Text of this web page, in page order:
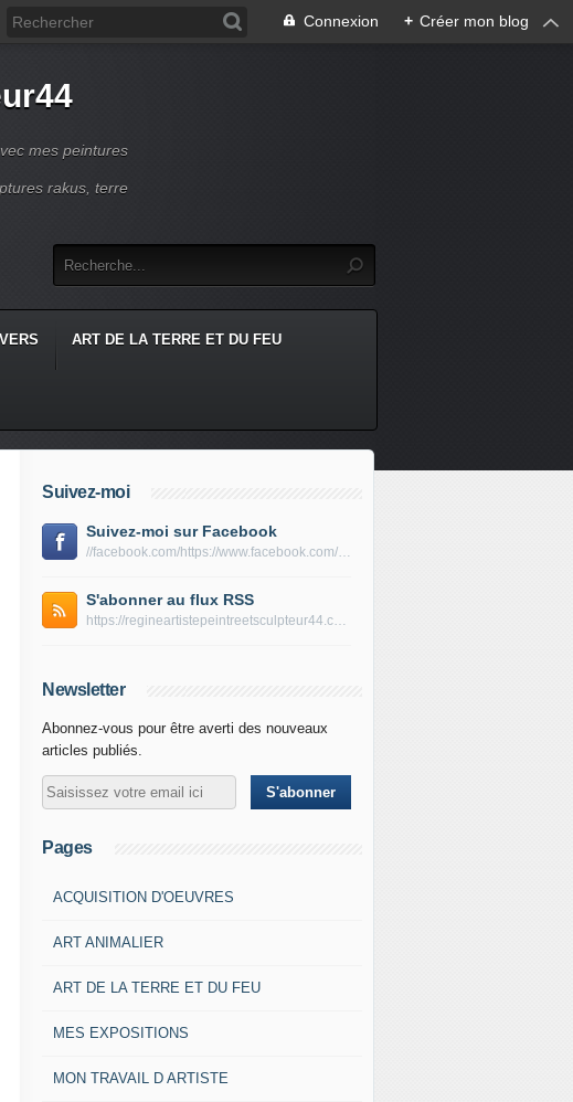
Connexion + Créer mon blog
mes peintures
rakus, terre
ART DE LA TERRE ET DU FEU
Suivez-moi
Suivez-moi sur Facebook
//facebook.com/https://www.facebook.com/peltierregine
S'abonner au flux RSS
https://regineartistepeintreetsculpteur44.com/rss
Newsletter
Abonnez-vous pour être averti des nouveaux
articles publiés.
Pages
ACQUISITION D'OEUVRES
ART ANIMALIER
ART DE LA TERRE ET DU FEU
MES EXPOSITIONS
MON TRAVAIL D ARTISTE